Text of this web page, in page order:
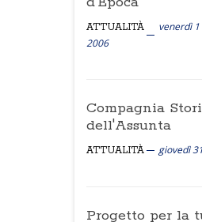
ATTUALITÀ
venerdì
2006
Compagnia
dell'Assunta
ATTUALITÀ giovedì
Progetto per la